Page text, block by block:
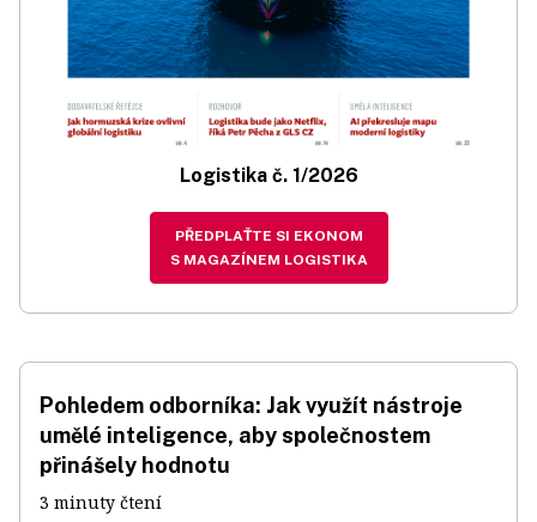
Logistika č. 1/2026
PŘEDPLAŤTE SI EKONOM
S MAGAZÍNEM LOGISTIKA
Pohledem odborníka: Jak využít nástroje
umělé inteligence, aby společnostem
přinášely hodnotu
3 minuty čtení